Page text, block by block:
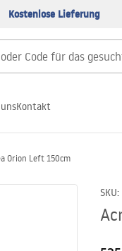
Kostenlose Lieferung
Kontakt
Orion Left 150cm
SKU: